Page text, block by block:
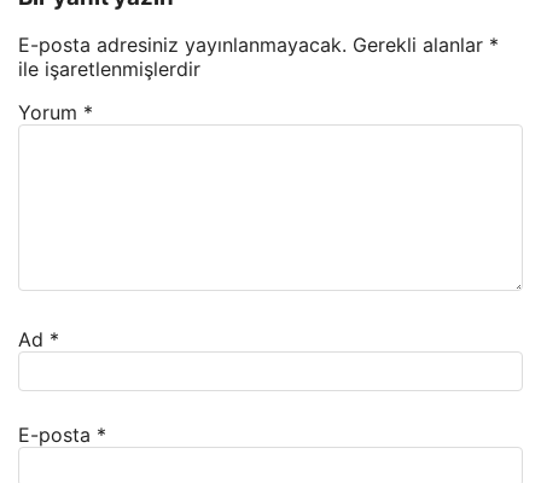
E-posta adresiniz yayınlanmayacak. Gerekli alanlar *
ile işaretlenmişlerdir
Yorum *
Ad *
E-posta *